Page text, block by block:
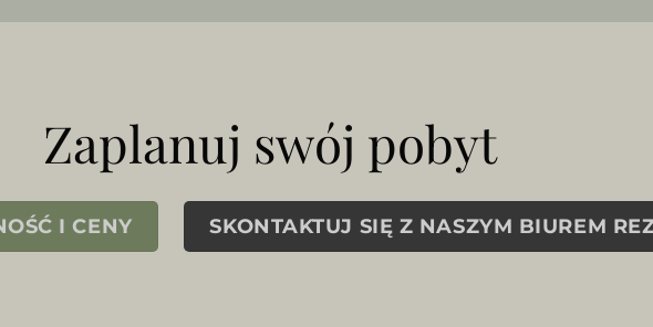
Zaplanuj swój pobyt
I CENY SKONTAKTUJ SIĘ Z NASZYM BIUREM